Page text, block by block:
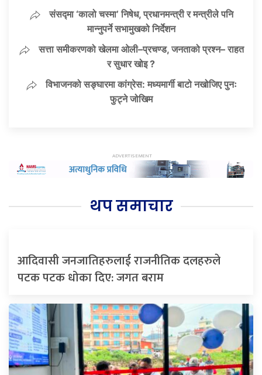
संसद्मा ‘कालो चस्मा’ निषेध, प्रधानमन्त्री र मन्त्रीले पनि
मान्नुपर्ने सभामुखको निर्देशन
सत्ता समीकरणको खेलमा ओली–प्रचण्ड, जनताको प्रश्न– राहत
र सुधार खोइ ?
विभाजनको सङ्घारमा कांग्रेस: मध्यमार्गी बाटो नखोजिए पुनः
फुट्ने जोखिम
थप समाचार
आदिवासी जनजातिहरुलाई राजनीतिक दलहरुले
पटक पटक धोका दिए: जगत बराम